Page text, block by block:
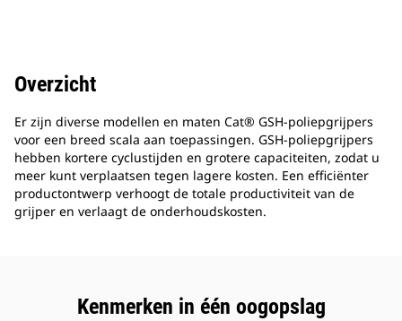
Overzicht
Er zijn diverse modellen en maten Cat® GSH-poliepgrijpers
voor een breed scala aan toepassingen. GSH-poliepgrijpers
hebben kortere cyclustijden en grotere capaciteiten, zodat u
meer kunt verplaatsen tegen lagere kosten. Een efficiënter
productontwerp verhoogt de totale productiviteit van de
grijper en verlaagt de onderhoudskosten.
Kenmerken in één oogopslag